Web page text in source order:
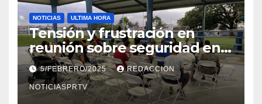
NOTICIAS ULTIMA HORA
Tensión y frustración en
reunión sobre seguridad en
Reparto Metropolitano
5/FEBRERO/2025 REDACCION
NOTICIASPRTV